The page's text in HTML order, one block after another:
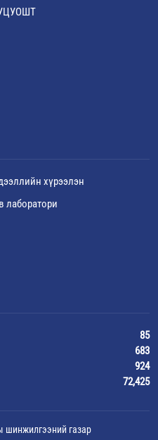
УЦУОШТ
хүрээлэн
лаборатори
85
683
924
72,425
шинжилгээний газар